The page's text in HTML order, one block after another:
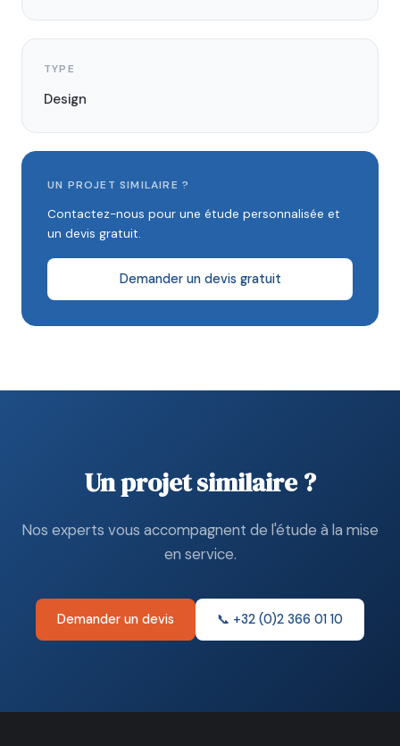
TYPE
Design
UN PROJET SIMILAIRE ?
Contactez-nous pour une étude personnalisée et
un devis gratuit.
Demander un devis gratuit
Un projet similaire ?
Nos experts vous accompagnent de l'étude à la mise
en service.
Demander un devis 📞 +32 (0)2 366 01 10